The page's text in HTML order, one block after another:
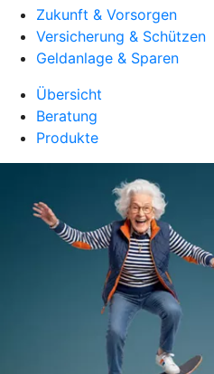
Zukunft & Vorsorgen
Versicherung & Schützen
Geldanlage & Sparen
Übersicht
Beratung
Produkte